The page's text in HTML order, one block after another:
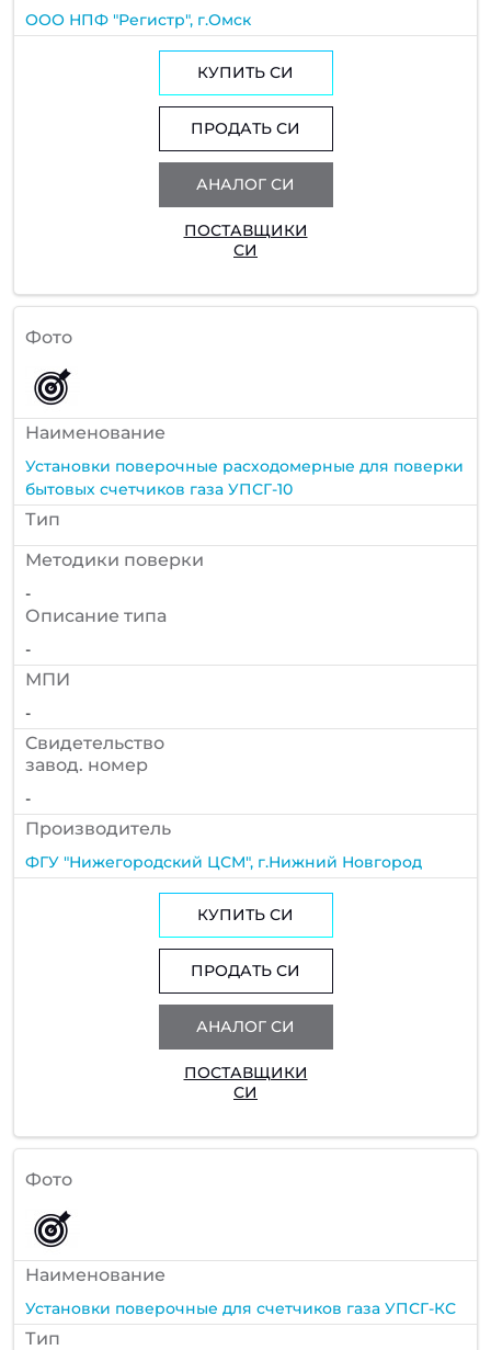
ООО НПФ "Регистр", г.Омск
КУПИТЬ СИ
ПРОДАТЬ СИ
АНАЛОГ СИ
ПОСТАВЩИКИ
СИ
Фото
Наименование
Установки поверочные расходомерные для поверки
бытовых счетчиков газа УПСГ-10
Тип
Методики поверки
-
Описание типа
-
МПИ
-
Cвидетельство
завод. номер
-
Производитель
ФГУ "Нижегородский ЦСМ", г.Нижний Новгород
КУПИТЬ СИ
ПРОДАТЬ СИ
АНАЛОГ СИ
ПОСТАВЩИКИ
СИ
Фото
Наименование
Установки поверочные для счетчиков газа УПСГ-КС
Тип